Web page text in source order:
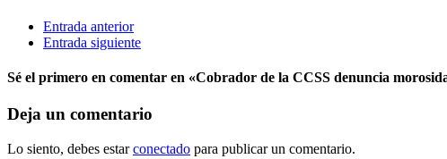
Entrada anterior
Entrada siguiente
Sé el primero en comentar en «Cobrador de la CCSS denuncia
Deja un comentario
Lo siento, debes estarconectado para publicar un comentario.